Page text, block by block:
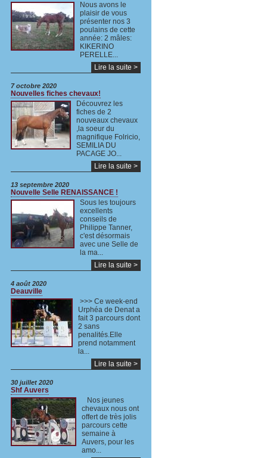
Nous avons le
plaisir de vous
présenter nos 3
poulains de cette
année: 2 mâles:
KIKERINO
PERELLE...
Lire la suite >
7 octobre 2020
Nouvelles fiches chevaux!
Découvrez les
fiches de 2
nouveaux chevaux
,la soeur du
magnifique Folricio,
SEMILIA DU
PACAGE JO...
Lire la suite >
13 septembre 2020
Nouvelle Selle RENAISSANCE !
Sous les toujours
excellents
conseils de
Philippe Tanner,
c'est désormais
avec une Selle de
la ma...
Lire la suite >
4 août 2020
Deauville
>>> Ce week-end
Urphéa de Denat a
fait 3 parcours dont
2 sans
penalités.Elle
prend notamment
la...
Lire la suite >
30 juillet 2020
Shf Auvers
Nos jeunes
chevaux nous ont
offert de très jolis
parcours cette
semaine à
Auvers, pour les
amo...